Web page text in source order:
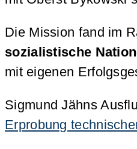
Die Mission fand im
sozialistische
mit eigenen
Sigmund Jähns
Erprobung